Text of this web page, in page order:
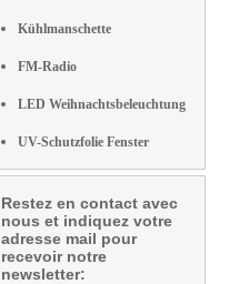
Kühlmanschette
FM-Radio
LED Weihnachtsbeleuchtung
UV-Schutzfolie Fenster
Restez en contact avec
nous et indiquez votre
adresse mail pour
recevoir notre
newsletter: